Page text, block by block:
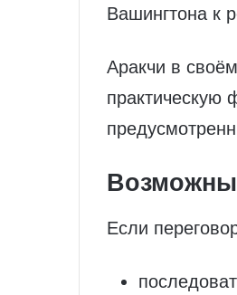
Вашингтона к
Аракчи в
практическую
Если